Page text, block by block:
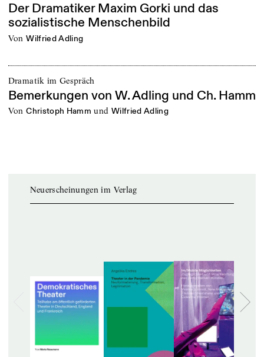
Der Dramatiker Maxim Gorki und das
sozialistische Menschenbild
von Wilfried Adling
Dramatik im Gespräch
Bemerkungen von W. Adling und Ch. Hamm
von Christoph Hamm und Wilfried Adling
Neuerscheinungen im Verlag